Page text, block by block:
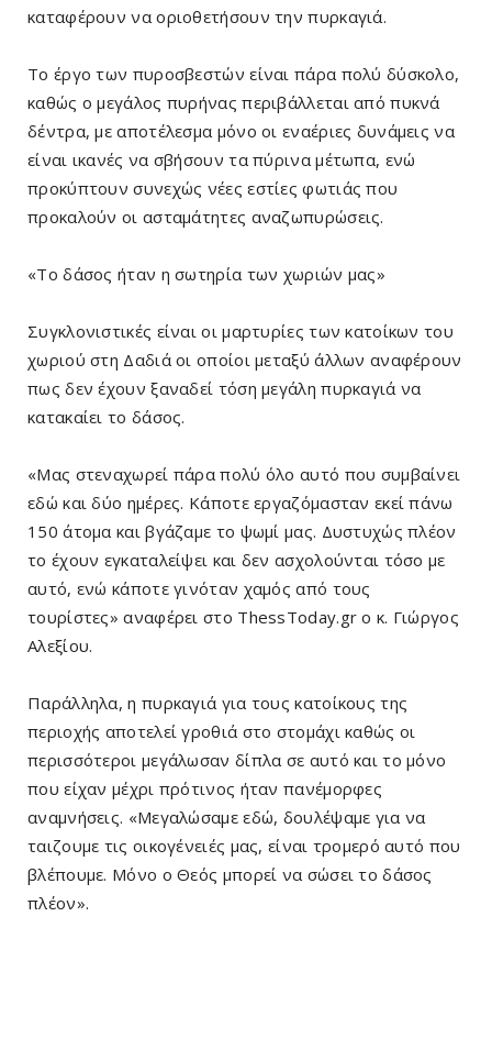
καταφέρουν να οριοθετήσουν την πυρκαγιά.
Το έργο των πυροσβεστών είναι πάρα πολύ δύσκολο,
καθώς ο μεγάλος πυρήνας περιβάλλεται από πυκνά
δέντρα, με αποτέλεσμα μόνο οι εναέριες δυνάμεις να
είναι ικανές να σβήσουν τα πύρινα μέτωπα, ενώ
προκύπτουν συνεχώς νέες εστίες φωτιάς που
προκαλούν οι ασταμάτητες αναζωπυρώσεις.
«Το δάσος ήταν η σωτηρία των χωριών μας»
Συγκλονιστικές είναι οι μαρτυρίες των κατοίκων του
χωριού στη Δαδιά οι οποίοι μεταξύ άλλων αναφέρουν
πως δεν έχουν ξαναδεί τόση μεγάλη πυρκαγιά να
κατακαίει το δάσος.
«Μας στεναχωρεί πάρα πολύ όλο αυτό που συμβαίνει
εδώ και δύο ημέρες. Κάποτε εργαζόμασταν εκεί πάνω
150 άτομα και βγάζαμε το ψωμί μας. Δυστυχώς πλέον
το έχουν εγκαταλείψει και δεν ασχολούνται τόσο με
αυτό, ενώ κάποτε γινόταν χαμός από τους
τουρίστες» αναφέρει στο ThessToday.gr ο κ. Γιώργος
Αλεξίου.
Παράλληλα, η πυρκαγιά για τους κατοίκους της
περιοχής αποτελεί γροθιά στο στομάχι καθώς οι
περισσότεροι μεγάλωσαν δίπλα σε αυτό και το μόνο
που είχαν μέχρι πρότινος ήταν πανέμορφες
αναμνήσεις. «Μεγαλώσαμε εδώ, δουλέψαμε για να
ταιζουμε τις οικογένειές μας, είναι τρομερό αυτό που
βλέπουμε. Μόνο ο Θεός μπορεί να σώσει το δάσος
πλέον».